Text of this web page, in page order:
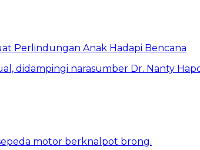
Perlindungan Anak Hadapi Bencana